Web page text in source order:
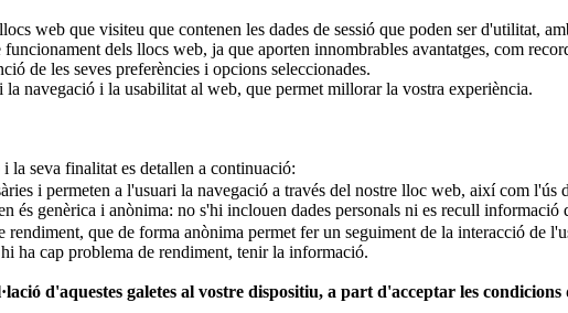
web que visiteu que contenen les dades de sessió que poden ser d'utilitat,
dels llocs web, ja que aporten innombrables avantatges, com
de les seves preferències i opcions seleccionades.
navegació i la usabilitat al web, que permet millorar la vostra experiència.
la seva finalitat es detallen a continuació:
i permeten a l'usuari la navegació a través del nostre lloc web, així com
és genèrica i anònima: no s'hi inclouen dades personals ni es recull
rendiment, que de forma anònima permet fer un seguiment de la interacció de
ha cap problema de rendiment, tenir la informació.
d'aquestes galetes al vostre dispositiu, a part d'acceptar les